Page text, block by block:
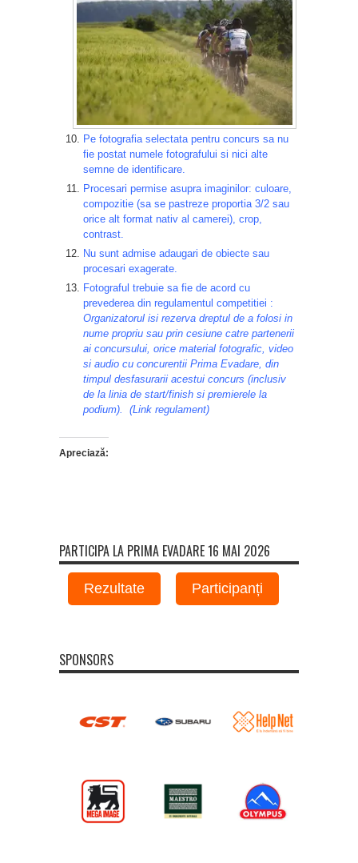
Pe fotografia selectata pentru concurs sa nu
fie postat numele fotografului si nici alte
semne de identificare.
Procesari permise asupra imaginilor: culoare,
compozitie (sa se pastreze proportia 3/2 sau
orice alt format nativ al camerei), crop,
contrast.
Nu sunt admise adaugari de obiecte sau
procesari exagerate.
Fotograful trebuie sa fie de acord cu
prevederea din regulamentul competitiei :
Organizatorul isi rezerva dreptul de a folosi in
nume propriu sau prin cesiune catre partenerii
ai concursului, orice material fotografic, video
si audio cu concurentii Prima Evadare, din
timpul desfasurarii acestui concurs (inclusiv
de la linia de start/finish si premierele la
podium). (Link regulament)
Apreciază:
PARTICIPA LA PRIMA EVADARE 16 MAI 2026
Rezultate Participanți
SPONSORS